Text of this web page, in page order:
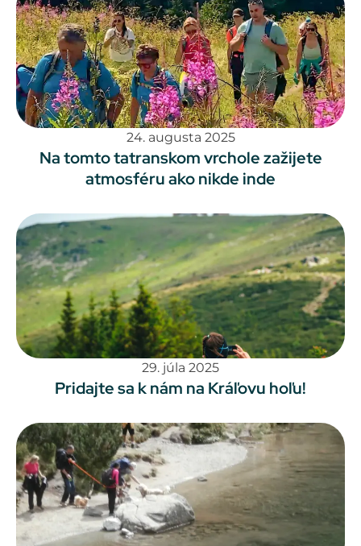
24. augusta 2025
Na tomto tatranskom vrchole zažijete
atmosféru ako nikde inde
29. júla 2025
Pridajte sa k nám na Kráľovu hoľu!